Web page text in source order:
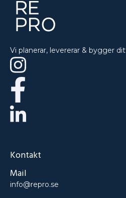
Vi planerar, levererar & bygger
Kontakt
Mail
info@repro.se